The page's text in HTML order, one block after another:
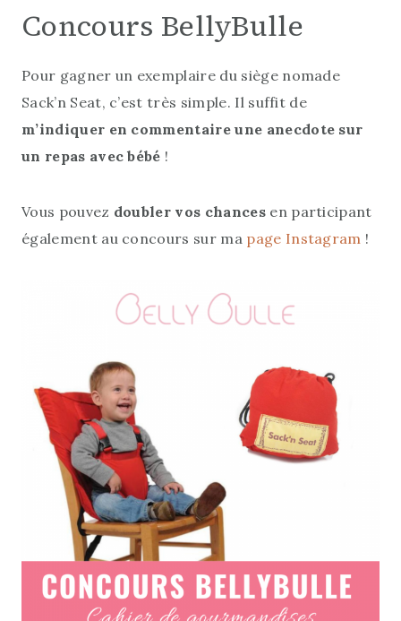
Concours BellyBulle
Pour gagner un exemplaire du siège nomade
Sack’n Seat, c’est très simple. Il suffit de
m’indiquer en commentaire une anecdote sur
un repas avec bébé !
Vous pouvez doubler vos chancesen participant
également au concours sur ma page Instagram !